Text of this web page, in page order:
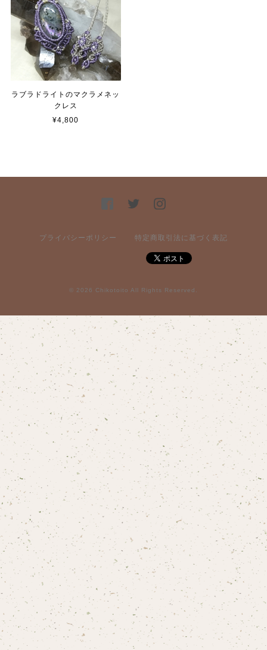
ラブラドライトのマクラメネッ
クレス
¥4,800
プライバシーポリシー 特定商取引法に基づく表記
© 2026 Chikotoito All Rights Reserved.